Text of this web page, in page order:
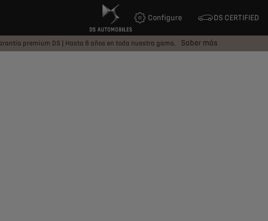
Configure DS CERTIFIED
premium DS | Hasta 8 años en toda nuestra gama. Saber más